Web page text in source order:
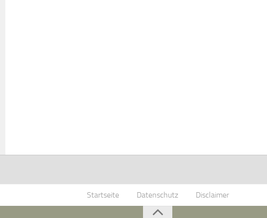
Startseite Datenschutz Disclaimer